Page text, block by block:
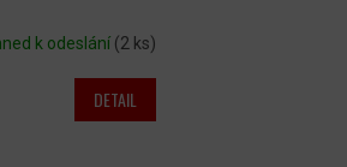
k odeslání (2 ks)
DETAIL